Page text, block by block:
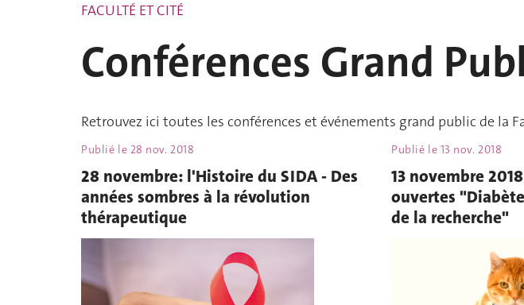
FACULTÉ ET CITÉ
Conférences Grand
Retrouvez ici toutes les conférences et événements grand public de la
Publié le 28 nov. 2018
28 novembre: l'Histoire du SIDA - Des
années sombres à la révolution
thérapeutique
Publié le 13 nov. 2018
13 novembre
ouvertes
de la recherche"